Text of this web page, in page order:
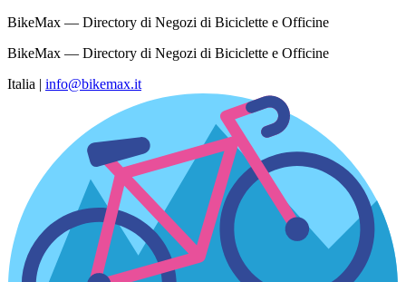
BikeMax — Directory di Negozi di Biciclette e Officine
BikeMax — Directory di Negozi di Biciclette e Officine
Italia | info@bikemax.it